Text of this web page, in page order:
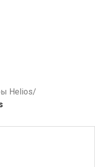
Helios